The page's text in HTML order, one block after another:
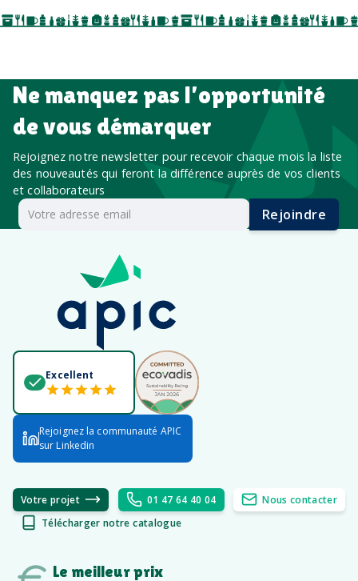
salon professionnel
Ne manquez pas l’opportunité
de vous démarquer
Rejoignez notre newsletter pour recevoir chaque mois la liste
des nouveautés qui feront la différence auprès de vos clients
et collaborateurs
Rejoindre
Excellent
Rejoignez la communauté APIC
sur Linkedin
Votre projet 01 47 64 40 04
Nous contacter
Télécharger notre catalogue
Le meilleur prix